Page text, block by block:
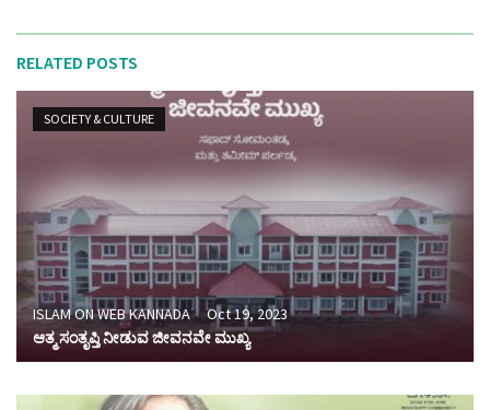
RELATED POSTS
SOCIETY & CULTURE
ISLAM ON WEB KANNADA
Oct 19, 2023
ಆತ್ಮ ಸಂತೃಪ್ತಿ ನೀಡುವ ಜೀವನವೇ ಮುಖ್ಯ